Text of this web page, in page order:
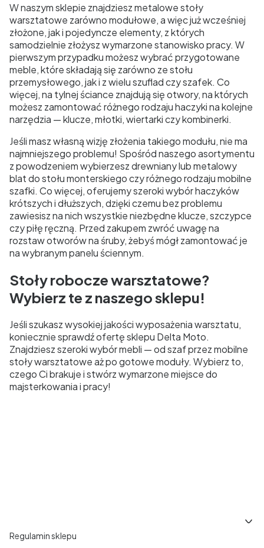
W naszym sklepie znajdziesz metalowe stoły
warsztatowe zarówno modułowe, a więc już wcześniej
złożone, jak i pojedyncze elementy, z których
samodzielnie złożysz wymarzone stanowisko pracy. W
pierwszym przypadku możesz wybrać przygotowane
meble, które składają się zarówno ze stołu
przemysłowego, jak i z wielu szuflad czy szafek. Co
więcej, na tylnej ściance znajdują się otwory, na których
możesz zamontować różnego rodzaju haczyki na kolejne
narzędzia — klucze, młotki, wiertarki czy kombinerki.
Jeśli masz własną wizję złożenia takiego modułu, nie ma
najmniejszego problemu! Spośród naszego asortymentu
z powodzeniem wybierzesz drewniany lub metalowy
blat do stołu monterskiego czy różnego rodzaju mobilne
szafki. Co więcej, oferujemy szeroki wybór haczyków
krótszych i dłuższych, dzięki czemu bez problemu
zawiesisz na nich wszystkie niezbędne klucze, szczypce
czy piłę ręczną. Przed zakupem zwróć uwagę na
rozstaw otworów na śruby, żebyś mógł zamontować je
na wybranym panelu ściennym.
Stoły robocze warsztatowe?
Wybierz te z naszego sklepu!
Jeśli szukasz wysokiej jakości wyposażenia warsztatu,
koniecznie sprawdź ofertę sklepu Delta Moto.
Znajdziesz szeroki wybór mebli — od szaf przez mobilne
stoły warsztatowe aż po gotowe moduły. Wybierz to,
czego Ci brakuje i stwórz wymarzone miejsce do
majsterkowania i pracy!
Regulamin sklepu